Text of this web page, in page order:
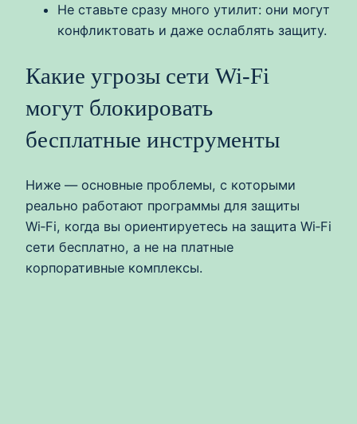
Не ставьте сразу много утилит: они могут
конфликтовать и даже ослаблять защиту.
Какие угрозы сети Wi‑Fi
могут блокировать
бесплатные инструменты
Ниже — основные проблемы, с которыми
реально работают программы для защиты
Wi‑Fi, когда вы ориентируетесь на защита Wi‑Fi
сети бесплатно, а не на платные
корпоративные комплексы.